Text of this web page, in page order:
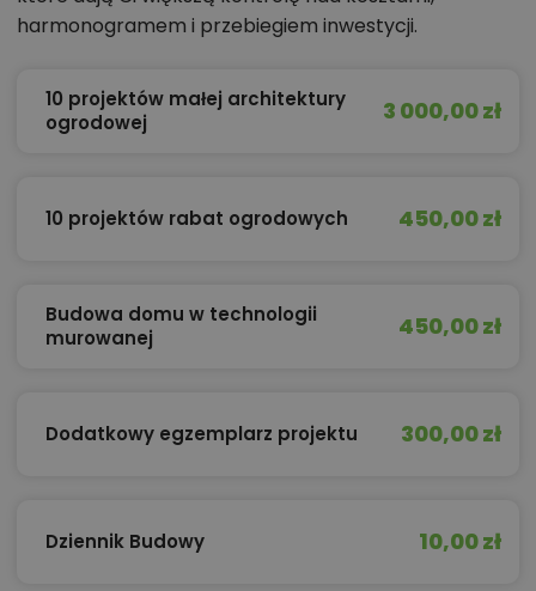
harmonogramem i przebiegiem inwestycji.
10 projektów małej architektury
ogrodowej
3 000,00 zł
10 projektów rabat ogrodowych 450,00 zł
Budowa domu w technologii
murowanej
450,00 zł
Dodatkowy egzemplarz projektu 300,00 zł
Dziennik Budowy 10,00 zł